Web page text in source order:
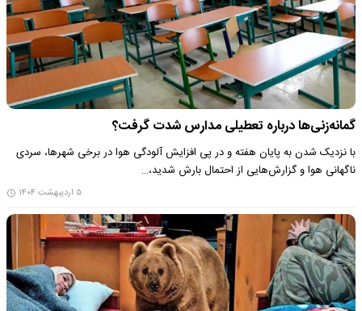
گمانه‌زنی‌ها درباره تعطیلی مدارس شدت گرفت؟
با نزدیک شدن به پایان هفته و در پی افزایش آلودگی هوا در برخی شهرها، سردی
ناگهانی هوا و گزارش‌هایی از احتمال بارش شدید،…
۵ اردیبهشت ۱۴۰۴